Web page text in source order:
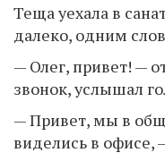
Теща уехала в
далеко, одним
— Олег, привет! —
звонок, услышал
— Привет, мы в
виделись в офисе,